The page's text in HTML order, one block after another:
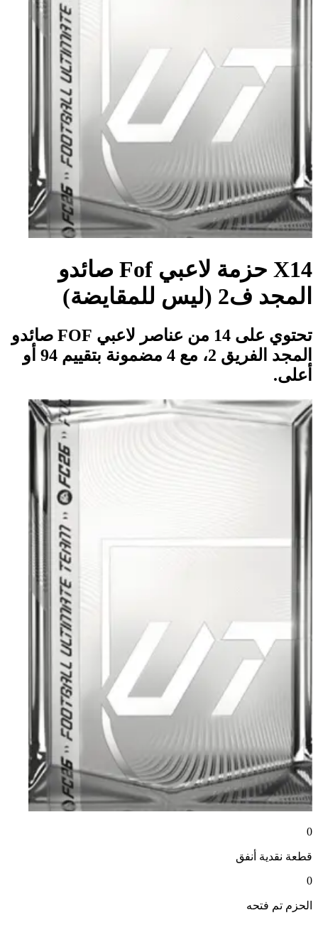
X14 حزمة لاعبي Fof صائدو
المجد ف2 (ليس للمقايضة)
تحتوي على 14 من عناصر لاعبي FOF صائدو
المجد الفريق 2، مع 4 مضمونة بتقييم 94 أو
أعلى.
0
قطعة نقدية أنفق
0
الحزم تم فتحه